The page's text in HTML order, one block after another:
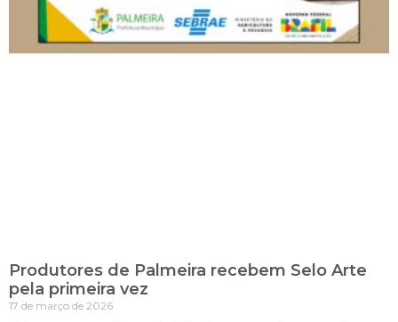
Produtores de Palmeira recebem Selo Arte
pela primeira vez
17 de março de 2026